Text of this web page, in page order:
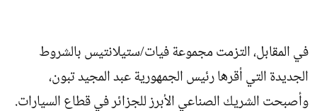
في المقابل، التزمت مجموعة فيات/ستيلانتيس بالشروط
الجديدة التي أقرها رئيس الجمهورية عبد المجيد تبون،
وأصبحت الشريك الصناعي الأبرز للجزائر في قطاع السيارات.